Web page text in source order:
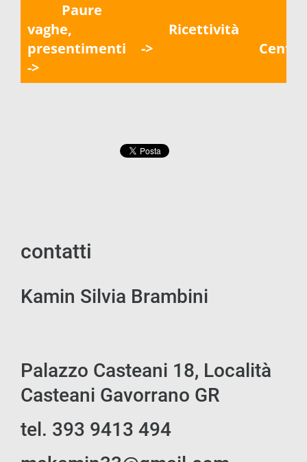
Paure
vaghe,
presentimenti
->
Ricettività
->
contatti
Kamin Silvia Brambini
Palazzo Casteani 18, Località
Casteani Gavorrano GR
tel. 393 9413 494